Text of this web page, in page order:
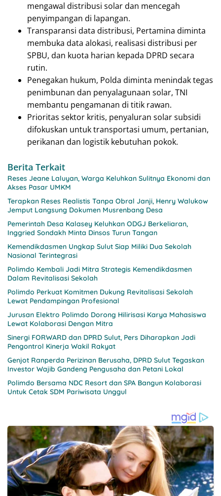
mengawal distribusi solar dan mencegah
penyimpangan di lapangan.
Transparansi data distribusi, Pertamina diminta
membuka data alokasi, realisasi distribusi per
SPBU, dan kuota harian kepada DPRD secara
rutin.
Penegakan hukum, Polda diminta menindak tegas
penimbunan dan penyalagunaan solar, TNI
membantu pengamanan di titik rawan.
Prioritas sektor kritis, penyaluran solar subsidi
difokuskan untuk transportasi umum, pertanian,
perikanan dan logistik kebutuhan pokok.
Berita Terkait
Reses Jeane Laluyan, Warga Keluhkan Sulitnya Ekonomi dan
Akses Pasar UMKM
Terapkan Reses Realistis Tanpa Obral Janji, Henry Walukow
Jemput Langsung Dokumen Musrenbang Desa
Pemerintah Desa Kalasey Keluhkan ODGJ Berkeliaran,
Inggried Sondakh Minta Dinsos Turun Tangan
Kemendikdasmen Ungkap Sulut Siap Miliki Dua Sekolah
Nasional Terintegrasi
Polimdo Kembali Jadi Mitra Strategis Kemendikdasmen
Dalam Revitalisasi Sekolah
Polimdo Perkuat Komitmen Dukung Revitalisasi Sekolah
Lewat Pendampingan Profesional
Jurusan Elektro Polimdo Dorong Hilirisasi Karya Mahasiswa
Lewat Kolaborasi Dengan Mitra
Sinergi FORWARD dan DPRD Sulut, Pers Diharapkan Jadi
Pengontrol Kinerja Wakil Rakyat
Genjot Ranperda Perizinan Berusaha, DPRD Sulut Tegaskan
Investor Wajib Gandeng Pengusaha dan Petani Lokal
Polimdo Bersama NDC Resort dan SPA Bangun Kolaborasi
Untuk Cetak SDM Pariwisata Unggul